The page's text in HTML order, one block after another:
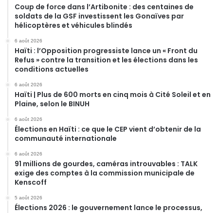
Coup de force dans l’Artibonite : des centaines de
soldats de la GSF investissent les Gonaïves par
hélicoptères et véhicules blindés
6 août 2026
Haïti : l’Opposition progressiste lance un « Front du
Refus » contre la transition et les élections dans les
conditions actuelles
6 août 2026
Haïti | Plus de 600 morts en cinq mois à Cité Soleil et en
Plaine, selon le BINUH
6 août 2026
Élections en Haïti : ce que le CEP vient d’obtenir de la
communauté internationale
6 août 2026
91 millions de gourdes, caméras introuvables : TALK
exige des comptes à la commission municipale de
Kenscoff
5 août 2026
Élections 2026 : le gouvernement lance le processus,